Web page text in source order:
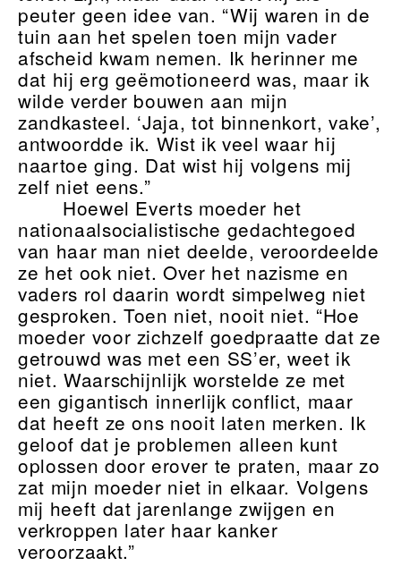
peuter geen idee van. “Wij waren in de
tuin aan het spelen toen mijn vader
afscheid kwam nemen. Ik herinner me
dat hij erg geëmotioneerd was, maar ik
wilde verder bouwen aan mijn
zandkasteel. ‘Jaja, tot binnenkort, vake’,
antwoordde ik. Wist ik veel waar hij
naartoe ging. Dat wist hij volgens mij
zelf niet eens.”
Hoewel Everts moeder het
nationaalsocialistische gedachtegoed
van haar man niet deelde, veroordeelde
ze het ook niet. Over het nazisme en
vaders rol daarin wordt simpelweg niet
gesproken. Toen niet, nooit niet. “Hoe
moeder voor zichzelf goedpraatte dat ze
getrouwd was met een SS’er, weet ik
niet. Waarschijnlijk worstelde ze met
een gigantisch innerlijk conflict, maar
dat heeft ze ons nooit laten merken. Ik
geloof dat je problemen alleen kunt
oplossen door erover te praten, maar zo
zat mijn moeder niet in elkaar. Volgens
mij heeft dat jarenlange zwijgen en
verkroppen later haar kanker
veroorzaakt.”